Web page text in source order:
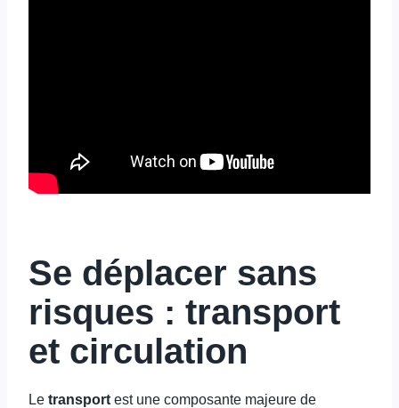
Se déplacer sans
risques : transport
et circulation
Le transport est une composante majeure de